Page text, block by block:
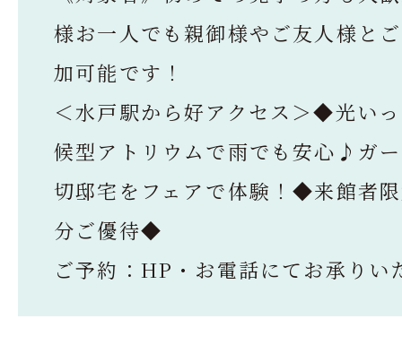
様お一人でも親御様やご友人様と
加可能です！
＜水戸駅から好アクセス＞◆光い
候型アトリウムで雨でも安心♪ガ
切邸宅をフェアで体験！◆来館者
分ご優待◆
ご予約：HP・お電話にてお承りい